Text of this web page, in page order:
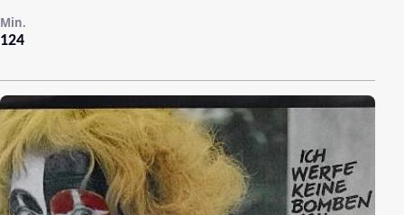
124
Min.